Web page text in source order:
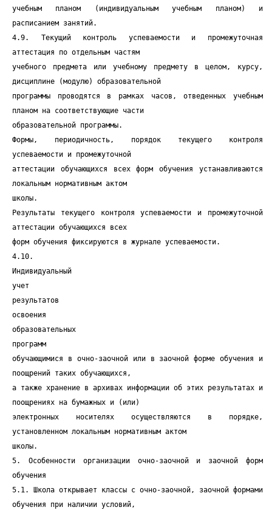
учебным планом (индивидуальным учебным планом) и
расписанием занятий.
4.9. Текущий контроль успеваемости и промежуточная
аттестация по отдельным частям
учебного предмета или учебному предмету в целом, курсу,
дисциплине (модулю) образовательной
программы проводятся в рамках часов, отведенных учебным
планом на соответствующие части
образовательной программы.
Формы, периодичность, порядок текущего контроля
успеваемости и промежуточной
аттестации обучающихся всех форм обучения устанавливаются
локальным нормативным актом
школы.
Результаты текущего контроля успеваемости и промежуточной
аттестации обучающихся всех
форм обучения фиксируются в журнале успеваемости.
4.10.
Индивидуальный
учет
результатов
освоения
образовательных
программ
обучающимися в очно-заочной или в заочной форме обучения и
поощрений таких обучающихся,
а также хранение в архивах информации об этих результатах и
поощрениях на бумажных и (или)
электронных носителях осуществляются в порядке,
установленном локальным нормативным актом
школы.
5. Особенности организации очно-заочной и заочной форм
обучения
5.1. Школа открывает классы с очно-заочной, заочной формами
обучения при наличии условий,